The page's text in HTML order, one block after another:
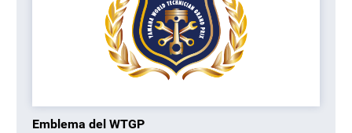
Emblema del WTGP